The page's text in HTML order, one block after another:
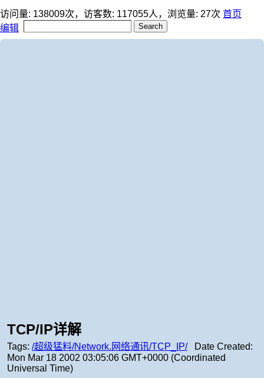
访问量: 138009次，访客数: 117055人，浏览量: 27次 首页
编辑
TCP/IP详解
Tags: /超级猛料/Network.网络通讯/TCP_IP/Date Created:
Mon Mar 18 2002 03:05:06 GMT+0000 (Coordinated
Universal Time)